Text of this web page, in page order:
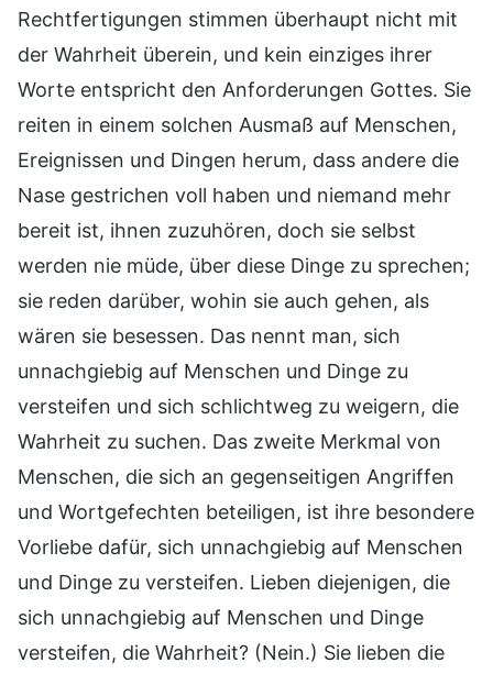
Rechtfertigungen stimmen überhaupt nicht mit
der Wahrheit überein, und kein einziges ihrer
Worte entspricht den Anforderungen Gottes. Sie
reiten in einem solchen Ausmaß auf Menschen,
Ereignissen und Dingen herum, dass andere die
Nase gestrichen voll haben und niemand mehr
bereit ist, ihnen zuzuhören, doch sie selbst
werden nie müde, über diese Dinge zu sprechen;
sie reden darüber, wohin sie auch gehen, als
wären sie besessen. Das nennt man, sich
unnachgiebig auf Menschen und Dinge zu
versteifen und sich schlichtweg zu weigern, die
Wahrheit zu suchen. Das zweite Merkmal von
Menschen, die sich an gegenseitigen Angriffen
und Wortgefechten beteiligen, ist ihre besondere
Vorliebe dafür, sich unnachgiebig auf Menschen
und Dinge zu versteifen. Lieben diejenigen, die
sich unnachgiebig auf Menschen und Dinge
versteifen, die Wahrheit? (Nein.) Sie lieben die